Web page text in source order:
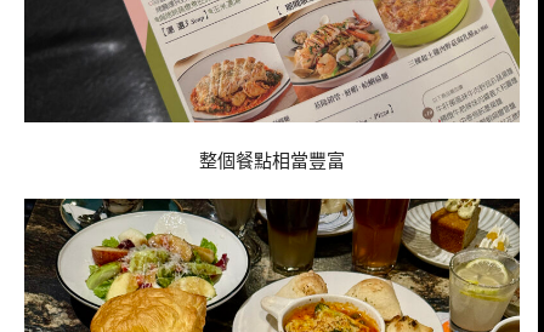
整個餐點相當豐富